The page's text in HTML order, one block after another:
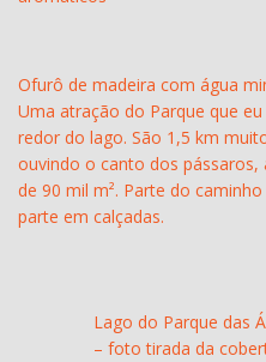
Ofurô de madeira com água
Uma atração do Parque que
redor do lago. São 1,5 km
ouvindo o canto dos
de 90 mil m². Parte do
parte em calçadas.
Lago do Parque das
– foto tirada da